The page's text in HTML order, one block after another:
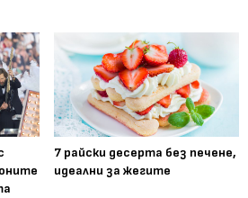
7 райски десерта без печене,
идеални за жегите